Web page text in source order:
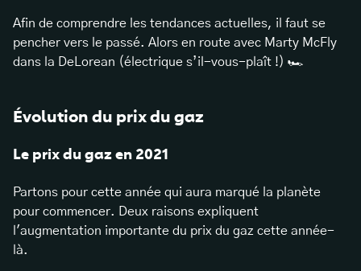
Afin de comprendre les tendances actuelles, il faut se
pencher vers le passé. Alors en route avec Marty McFly
dans la DeLorean (électrique s’il-vous-plaît !) 🏎️
Évolution du prix du gaz
Le prix du gaz en 2021
Partons pour cette année qui aura marqué la planète
pour commencer. Deux raisons expliquent
l'augmentation importante du prix du gaz cette année-
là.